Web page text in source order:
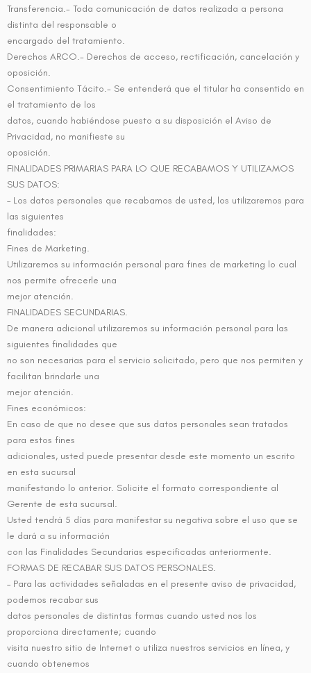
Transferencia.- Toda comunicación de datos realizada a persona
distinta del responsable o
encargado del tratamiento.
Derechos ARCO.- Derechos de acceso, rectificación, cancelación y
oposición.
Consentimiento Tácito.- Se entenderá que el titular ha consentido en
el tratamiento de los
datos, cuando habiéndose puesto a su disposición el Aviso de
Privacidad, no manifieste su
oposición.
FINALIDADES PRIMARIAS PARA LO QUE RECABAMOS Y UTILIZAMOS
SUS DATOS:
– Los datos personales que recabamos de usted, los utilizaremos para
las siguientes
finalidades:
Fines de Marketing.
Utilizaremos su información personal para fines de marketing lo cual
nos permite ofrecerle una
mejor atención.
FINALIDADES SECUNDARIAS.
De manera adicional utilizaremos su información personal para las
siguientes finalidades que
no son necesarias para el servicio solicitado, pero que nos permiten y
facilitan brindarle una
mejor atención.
Fines económicos:
En caso de que no desee que sus datos personales sean tratados
para estos fines
adicionales, usted puede presentar desde este momento un escrito
en esta sucursal
manifestando lo anterior. Solicite el formato correspondiente al
Gerente de esta sucursal.
Usted tendrá 5 días para manifestar su negativa sobre el uso que se
le dará a su información
con las Finalidades Secundarias especificadas anteriormente.
FORMAS DE RECABAR SUS DATOS PERSONALES.
– Para las actividades señaladas en el presente aviso de privacidad,
podemos recabar sus
datos personales de distintas formas cuando usted nos los
proporciona directamente; cuando
visita nuestro sitio de Internet o utiliza nuestros servicios en línea, y
cuando obtenemos